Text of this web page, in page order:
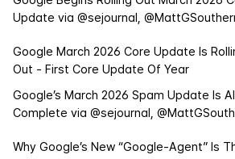
Update via @sejournal,
Google March 2026 Core Update Is
Out - First Core Update Of Year
Google’s March 2026 Spam Update Is
Complete via @sejournal,
Why Google’s New “Google-Agent” Is